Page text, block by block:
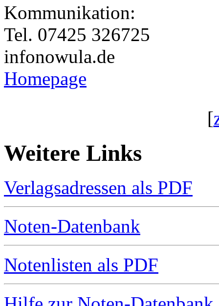
Kommunikation:
Tel. 07425 326725
infonowula.de
Homepage
[
Weitere Links
Verlagsadressen als PDF
Noten-Datenbank
Notenlisten als PDF